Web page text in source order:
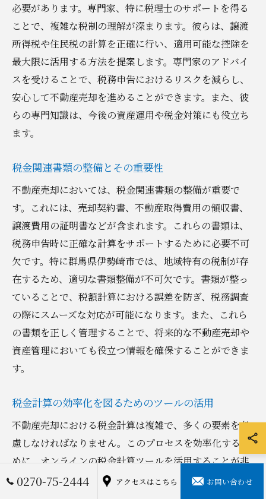
必要があります。専門家、特に税理士のサポートを得る
ことで、複雑な税制の理解が深まります。彼らは、譲渡
所得税や住民税の計算を正確に行い、適用可能な控除を
最大限に活用する方法を提案します。専門家のアドバイ
スを受けることで、税務申告におけるリスクを減らし、
安心して不動産売却を進めることができます。また、彼
らの専門知識は、今後の資産運用や税金対策にも役立ち
ます。
税金関連書類の整備とその重要性
不動産売却においては、税金関連書類の整備が重要で
す。これには、売却契約書、不動産取得費用の領収書、
譲渡費用の証明書などが含まれます。これらの書類は、
税務申告時に正確な計算をサポートするために必要不可
欠です。特に群馬県伊勢崎市では、地域特有の税制が存
在するため、適切な書類整備が不可欠です。書類が整っ
ていることで、税額計算における誤差を防ぎ、税務調査
の際にスムーズな対応が可能になります。また、これら
の書類を正しく管理することで、将来的な不動産売却や
資産管理においても役立つ情報を確保することができま
す。
税金計算の効率化を図るためのツールの活用
不動産売却における税金計算は複雑で、多くの要素を考
慮しなければなりません。このプロセスを効率化するた
めに、オンラインの税金計算ツールを活用することが非
常に効果的です。特に群馬県伊勢崎市での不動産売却に
0270-75-2444 アクセスはこちら お問い合わせ